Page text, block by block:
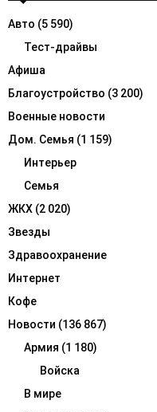
o
Авто (5 590)
Тест-драйвы
Афиша
Благоустройство (3 200)
Военные новости
Дом. Семья (1 159)
Интерьер
Семья
ЖКХ (2 020)
Звезды
Здравоохранение
Интернет
Кофе
Новости (136 867)
Армия (1 180)
Войска
В мире